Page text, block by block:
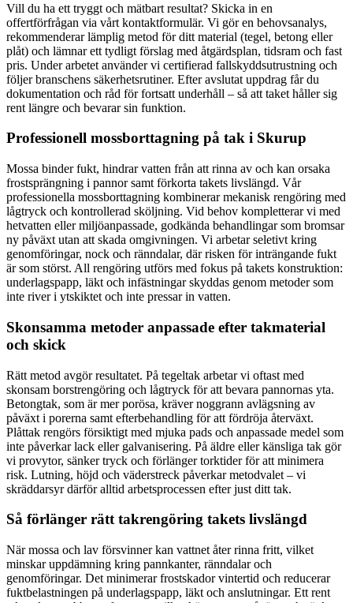
Vill du ha ett tryggt och mätbart resultat? Skicka in en
offertförfrågan via vårt kontaktformulär. Vi gör en behovsanalys,
rekommenderar lämplig metod för ditt material (tegel, betong eller
plåt) och lämnar ett tydligt förslag med åtgärdsplan, tidsram och fast
pris. Under arbetet använder vi certifierad fallskyddsutrustning och
följer branschens säkerhetsrutiner. Efter avslutat uppdrag får du
dokumentation och råd för fortsatt underhåll – så att taket håller sig
rent längre och bevarar sin funktion.
Professionell mossborttagning på tak i Skurup
Mossa binder fukt, hindrar vatten från att rinna av och kan orsaka
frostsprängning i pannor samt förkorta takets livslängd. Vår
professionella mossborttagning kombinerar mekanisk rengöring med
lågtryck och kontrollerad sköljning. Vid behov kompletterar vi med
hetvatten eller miljöanpassade, godkända behandlingar som bromsar
ny påväxt utan att skada omgivningen. Vi arbetar seletivt kring
genomföringar, nock och ränndalar, där risken för inträngande fukt
är som störst. All rengöring utförs med fokus på takets konstruktion:
underlagspapp, läkt och infästningar skyddas genom metoder som
inte river i ytskiktet och inte pressar in vatten.
Skonsamma metoder anpassade efter takmaterial
och skick
Rätt metod avgör resultatet. På tegeltak arbetar vi oftast med
skonsam borstrengöring och lågtryck för att bevara pannornas yta.
Betongtak, som är mer porösa, kräver noggrann avlägsning av
påväxt i porerna samt efterbehandling för att fördröja återväxt.
Plåttak rengörs försiktigt med mjuka pads och anpassade medel som
inte påverkar lack eller galvanisering. På äldre eller känsliga tak gör
vi provytor, sänker tryck och förlänger torktider för att minimera
risk. Lutning, höjd och väderstreck påverkar metodvalet – vi
skräddarsyr därför alltid arbetsprocessen efter just ditt tak.
Så förlänger rätt takrengöring takets livslängd
När mossa och lav försvinner kan vattnet åter rinna fritt, vilket
minskar uppdämning kring pannkanter, ränndalar och
genomföringar. Det minimerar frostskador vintertid och reducerar
fuktbelastningen på underlagspapp, läkt och anslutningar. Ett rent